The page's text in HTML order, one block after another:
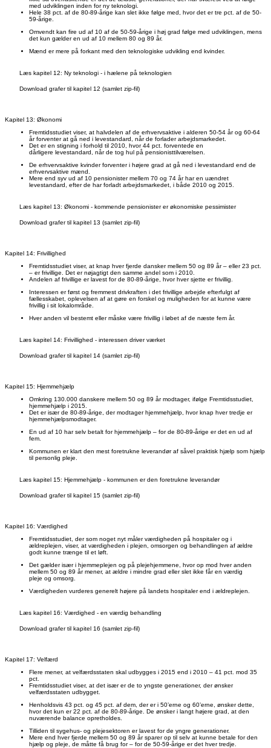
med udviklingen inden for ny teknologi.
Hele 38 pct. af de 80-89-årige kan slet ikke følge med, hvor det er tre pct. af de 50-
59-årige.
Omvendt kan fire ud af 10 af de 50-59-årige i høj grad følge med udviklingen, mens
det kun gælder en ud af 10 mellem 80 og 89 år.
Mænd er mere på forkant med den teknologiske udvikling end kvinder.
Læs kapitel 12: Ny teknologi - i hælene på teknologien
Download grafer til kapitel 12 (samlet zip-fil)
Kapitel 13: Økonomi
Fremtidsstudiet viser, at halvdelen af de erhvervsaktive i alderen 50-54 år og 60-64
år forventer at gå ned i levestandard, når de forlader arbejdsmarkedet.
Det er en stigning i forhold til 2010, hvor 44 pct. forventede en
dårligere levestandard, når de tog hul på pensionisttilværelsen.
De erhvervsaktive kvinder forventer i højere grad at gå ned i levestandard end de
erhvervsaktive mænd.
Mere end syv ud af 10 pensionister mellem 70 og 74 år har en uændret
levestandard, efter de har forladt arbejdsmarkedet, i både 2010 og 2015.
Læs kapitel 13: Økonomi - kommende pensionister er økonomiske pessimister
Download grafer til kapitel 13 (samlet zip-fil)
Kapitel 14: Frivillighed
Fremtidsstudiet viser, at knap hver fjerde dansker mellem 50 og 89 år – eller 23 pct.
– er frivillige. Det er nøjagtigt den samme andel som i 2010.
Andelen af frivillige er lavest for de 80-89-årige, hvor hver sjette er frivillig.
Interessen er først og fremmest drivkraften i det frivillige arbejde efterfulgt af
fællesskabet, oplevelsen af at gøre en forskel og muligheden for at kunne være
frivillig i sit lokalområde.
Hver anden vil bestemt eller måske være frivillig i løbet af de næste fem år.
Læs kapitel 14: Frivillighed - interessen driver værket
Download grafer til kapitel 14 (samlet zip-fil)
Kapitel 15: Hjemmehjælp
Omkring 130.000 danskere mellem 50 og 89 år modtager, ifølge Fremtidsstudiet,
hjemmehjælp i 2015.
Det er især de 80-89-årige, der modtager hjemmehjælp, hvor knap hver tredje er
hjemmehjælpsmodtager.
En ud af 10 har selv betalt for hjemmehjælp – for de 80-89-årige er det en ud af
fem.
Kommunen er klart den mest foretrukne leverandør af såvel praktisk hjælp som hjælp
til personlig pleje.
Læs kapitel 15: Hjemmehjælp - kommunen er den foretrukne leverandør
Download grafer til kapitel 15 (samlet zip-fil)
Kapitel 16: Værdighed
Fremtidsstudiet, der som noget nyt måler værdigheden på hospitaler og i
ældreplejen, viser, at værdigheden i plejen, omsorgen og behandlingen af ældre
godt kunne trænge til et løft.
Det gælder især i hjemmeplejen og på plejehjemmene, hvor op mod hver anden
mellem 50 og 89 år mener, at ældre i mindre grad eller slet ikke får en værdig
pleje og omsorg.
Værdigheden vurderes generelt højere på landets hospitaler end i ældreplejen.
Læs kapitel 16: Værdighed - en værdig behandling
Download grafer til kapitel 16 (samlet zip-fil)
Kapitel 17: Velfærd
Flere mener, at velfærdsstaten skal udbygges i 2015 end i 2010 – 41 pct. mod 35
pct.
Fremtidsstudiet viser, at det især er de to yngste generationer, der ønsker
velfærdsstaten udbygget.
Henholdsvis 43 pct. og 45 pct. af dem, der er i 50’erne og 60’erne, ønsker dette,
hvor det kun er 22 pct. af de 80-89-årige. De ønsker i langt højere grad, at den
nuværende balance opretholdes.
Tilliden til sygehus- og plejesektoren er lavest for de yngre generationer.
Mere end hver fjerde mellem 50 og 89 år sparer op til selv at kunne betale for den
hjælp og pleje, de måtte få brug for – for de 50-59-årige er det hver tredje.